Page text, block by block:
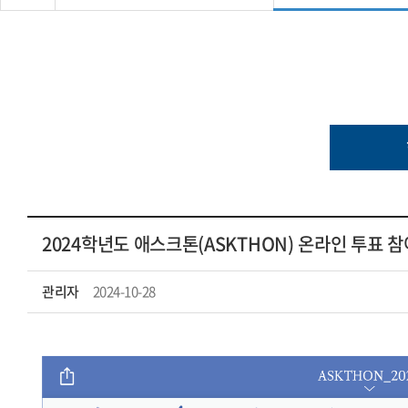
2024학년도 애스크톤(ASKTHON) 온라인 투표 참
관리자 2024-10-28